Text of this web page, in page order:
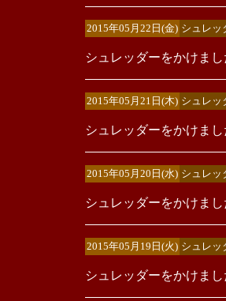
2015年05月22日(金) シュレッ
シュレッダーをかけま
2015年05月21日(木) シュレッ
シュレッダーをかけま
2015年05月20日(水) シュレッ
シュレッダーをかけま
2015年05月19日(火) シュレッ
シュレッダーをかけま